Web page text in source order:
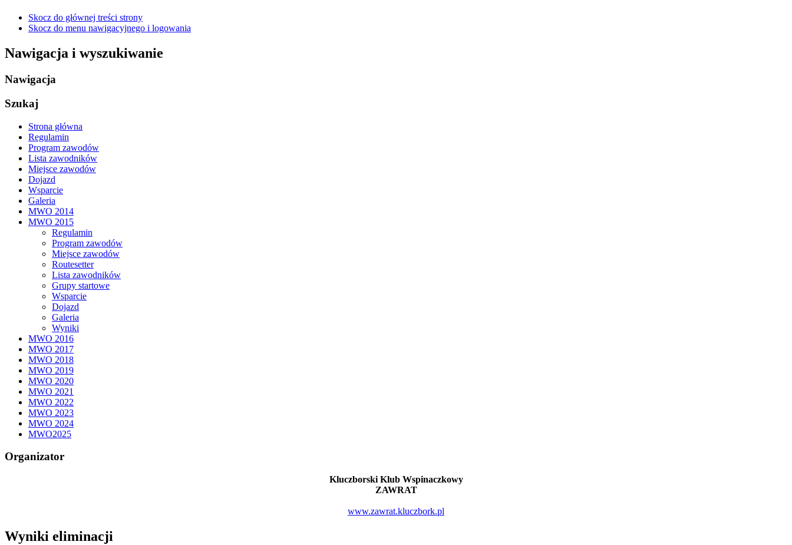
Skocz do głównej treści strony
Skocz do menu nawigacyjnego i logowania
Nawigacja i wyszukiwanie
Nawigacja
Szukaj
Strona główna
Regulamin
Program zawodów
Lista zawodników
Miejsce zawodów
Dojazd
Wsparcie
Galeria
MWO 2014
MWO 2015
Regulamin
Program zawodów
Miejsce zawodów
Routesetter
Lista zawodników
Grupy startowe
Wsparcie
Dojazd
Galeria
Wyniki
MWO 2016
MWO 2017
MWO 2018
MWO 2019
MWO 2020
MWO 2021
MWO 2022
MWO 2023
MWO 2024
MWO2025
Organizator
Kluczborski Klub Wspinaczkowy
ZAWRAT
www.zawrat.kluczbork.pl
Wyniki eliminacji